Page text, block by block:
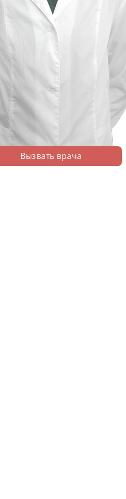
Вызвать врача